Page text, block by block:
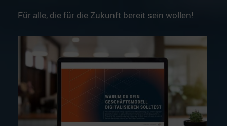
Für alle, die für die Zukunft bereit sein wollen!